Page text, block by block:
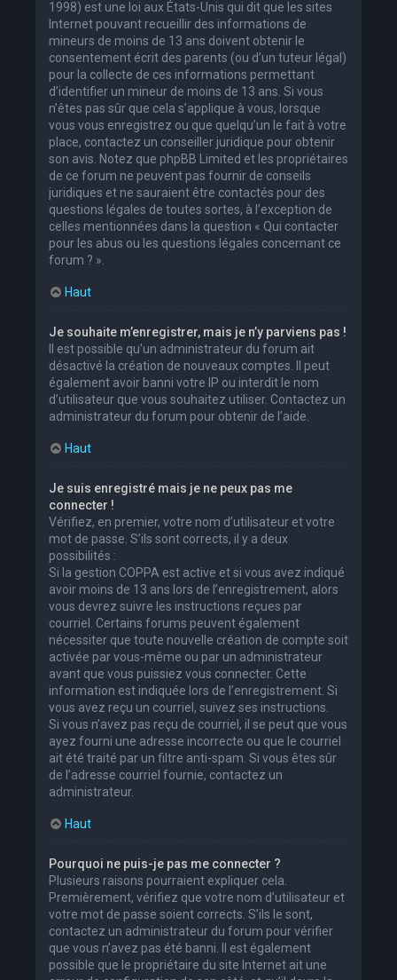
1998) est une loi aux États-Unis qui dit que les sites
Internet pouvant recueillir des informations de
mineurs de moins de 13 ans doivent obtenir le
consentement écrit des parents (ou d’un tuteur légal)
pour la collecte de ces informations permettant
d’identifier un mineur de moins de 13 ans. Si vous
n’êtes pas sûr que cela s’applique à vous, lorsque
vous vous enregistrez ou que quelqu’un le fait à votre
place, contactez un conseiller juridique pour obtenir
son avis. Notez que phpBB Limited et les propriétaires
de ce forum ne peuvent pas fournir de conseils
juridiques et ne sauraient être contactés pour des
questions légales de toutes sortes, à l’exception de
celles mentionnées dans la question « Qui contacter
pour les abus ou les questions légales concernant ce
forum ? ».
Haut
Je souhaite m’enregistrer, mais je n’y parviens pas !
Il est possible qu’un administrateur du forum ait
désactivé la création de nouveaux comptes. Il peut
également avoir banni votre IP ou interdit le nom
d’utilisateur que vous souhaitez utiliser. Contactez un
administrateur du forum pour obtenir de l’aide.
Haut
Je suis enregistré mais je ne peux pas me
connecter !
Vérifiez, en premier, votre nom d’utilisateur et votre
mot de passe. S’ils sont corrects, il y a deux
possibilités :
Si la gestion COPPA est active et si vous avez indiqué
avoir moins de 13 ans lors de l’enregistrement, alors
vous devrez suivre les instructions reçues par
courriel. Certains forums peuvent également
nécessiter que toute nouvelle création de compte soit
activée par vous-même ou par un administrateur
avant que vous puissiez vous connecter. Cette
information est indiquée lors de l’enregistrement. Si
vous avez reçu un courriel, suivez ses instructions.
Si vous n’avez pas reçu de courriel, il se peut que vous
ayez fourni une adresse incorrecte ou que le courriel
ait été traité par un filtre anti-spam. Si vous êtes sûr
de l’adresse courriel fournie, contactez un
administrateur.
Haut
Pourquoi ne puis-je pas me connecter ?
Plusieurs raisons pourraient expliquer cela.
Premièrement, vérifiez que votre nom d’utilisateur et
votre mot de passe soient corrects. S’ils le sont,
contactez un administrateur du forum pour vérifier
que vous n’avez pas été banni. Il est également
possible que le propriétaire du site Internet ait une